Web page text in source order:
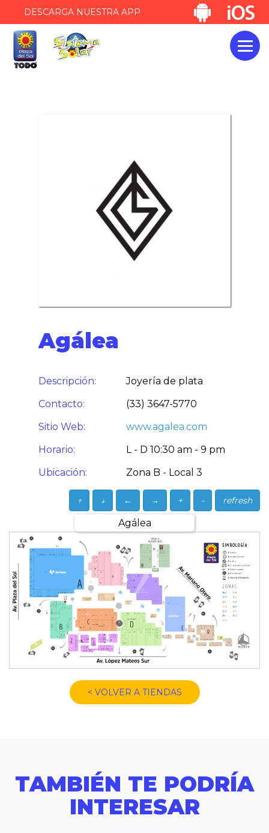
DESCARGA NUESTRA APP
Agálea
Descripción:
Joyería de plata
Contacto:
(33) 3647-5770
Sitio Web:
www.agalea.com
Horario:
L - D 10:30 am - 9 pm
Ubicación:
Zona B - Local 3
refresh
-
+
→
←
↓
↑
Agálea
< VOLVER A TIENDAS
TAMBIÉN TE PODRÍA
INTERESAR